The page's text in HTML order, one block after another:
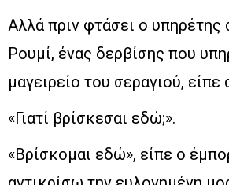
Αλλά πριν φτάσει ο υπηρέτης
Ρουμί, ένας δερβίσης που
μαγειρείο του σεραγιού,
«Γιατί βρίσκεσαι εδώ;».
«Βρίσκομαι εδώ», είπε ο